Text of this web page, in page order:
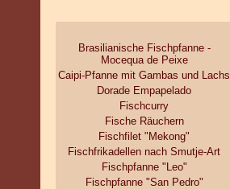
Brasilianische Fischpfanne -
Mocequa de Peixe
Caipi-Pfanne mit Gambas und Lachs
Dorade Empapelado
Fischcurry
Fische Räuchern
Fischfilet "Mekong"
Fischfrikadellen nach Smutje-Art
Fischpfanne "Leo"
Fischpfanne "San Pedro"